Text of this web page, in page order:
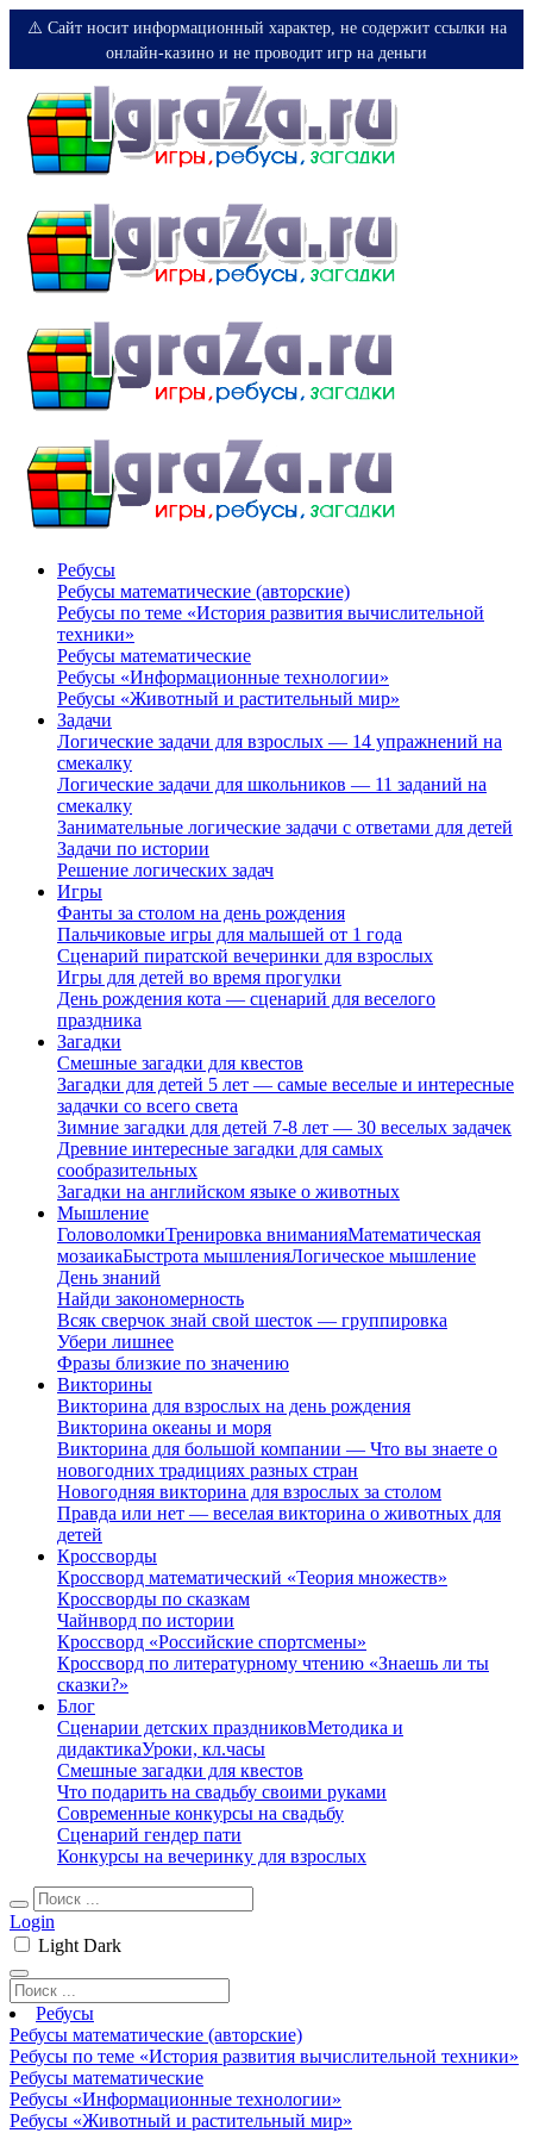
⚠️ Сайт носит информационный характер, не содержит ссылки на
онлайн-казино и не проводит игр на деньги
Ребусы
Ребусы математические (авторские)
Ребусы по теме «История развития вычислительной
техники»
Ребусы математические
Ребусы «Информационные технологии»
Ребусы «Животный и растительный мир»
Задачи
Логические задачи для взрослых — 14 упражнений на
смекалку
Логические задачи для школьников — 11 заданий на
смекалку
Занимательные логические задачи с ответами для детей
Задачи по истории
Решение логических задач
Игры
Фанты за столом на день рождения
Пальчиковые игры для малышей от 1 года
Сценарий пиратской вечеринки для взрослых
Игры для детей во время прогулки
День рождения кота — сценарий для веселого
праздника
Загадки
Смешные загадки для квестов
Загадки для детей 5 лет — самые веселые и интересные
задачки со всего света
Зимние загадки для детей 7-8 лет — 30 веселых задачек
Древние интересные загадки для самых
сообразительных
Загадки на английском языке о животных
Мышление
ГоловоломкиТренировка вниманияМатематическая
мозаикаБыстрота мышленияЛогическое мышление
День знаний
Найди закономерность
Всяк сверчок знай свой шесток — группировка
Убери лишнее
Фразы близкие по значению
Викторины
Викторина для взрослых на день рождения
Викторина океаны и моря
Викторина для большой компании — Что вы знаете о
новогодних традициях разных стран
Новогодняя викторина для взрослых за столом
Правда или нет — веселая викторина о животных для
детей
Кроссворды
Кроссворд математический «Теория множеств»
Кроссворды по сказкам
Чайнворд по истории
Кроссворд «Российские спортсмены»
Кроссворд по литературному чтению «Знаешь ли ты
сказки?»
Блог
Сценарии детских праздниковМетодика и
дидактикаУроки, кл.часы
Смешные загадки для квестов
Что подарить на свадьбу своими руками
Современные конкурсы на свадьбу
Сценарий гендер пати
Конкурсы на вечеринку для взрослых
Login
Light Dark
Ребусы
Ребусы математические (авторские)
Ребусы по теме «История развития вычислительной техники»
Ребусы математические
Ребусы «Информационные технологии»
Ребусы «Животный и растительный мир»